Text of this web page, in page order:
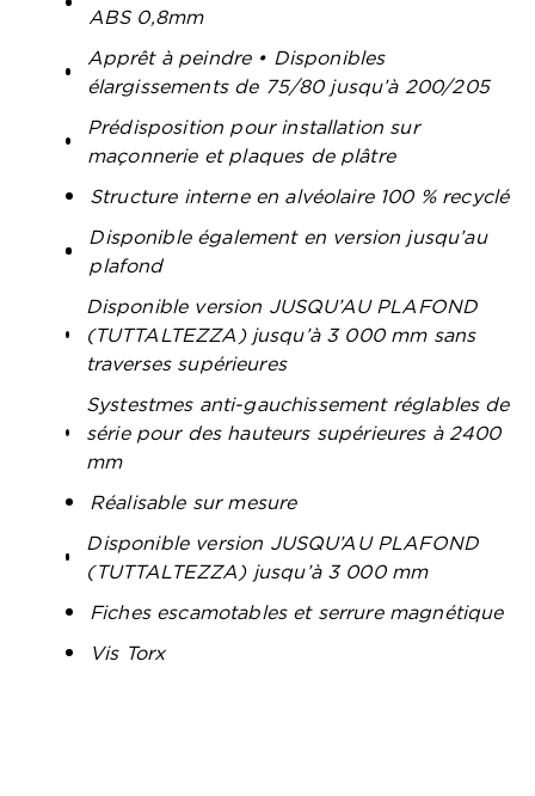
ABS 0,8mm
Apprêt à peindre • Disponibles
élargissements de 75/80 jusqu’à 200/205
Prédisposition pour installation sur
maçonnerie et plaques de plâtre
Structure interne en alvéolaire 100 % recyclé
Disponible également en version jusqu’au
plafond
Disponible version JUSQU’AU PLAFOND
(TUTTALTEZZA) jusqu’à 3 000 mm sans
traverses supérieures
Systestmes anti-gauchissement réglables de
série pour des hauteurs supérieures à 2400
mm
Réalisable sur mesure
Disponible version JUSQU’AU PLAFOND
(TUTTALTEZZA) jusqu’à 3 000 mm
Fiches escamotables et serrure magnétique
Vis Torx